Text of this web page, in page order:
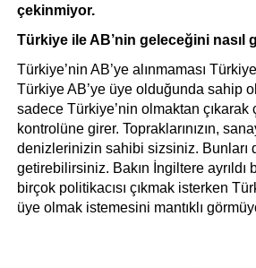
çekinmiyor.
Türkiye ile AB’nin geleceğini nasıl
Türkiye’nin AB’ye alınmaması
Türkiye AB’ye üye olduğunda sahip
sadece Türkiye’nin olmaktan çıkarak
kontrolüne girer. Topraklarınızın,
denizlerinizin sahibi sizsiniz. Bunları
getirebilirsiniz. Bakın İngiltere ayrıldı
birçok politikacısı çıkmak isterken
üye olmak istemesini mantıklı